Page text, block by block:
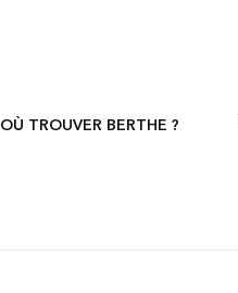
OÙ TROUVER BERTHE ?